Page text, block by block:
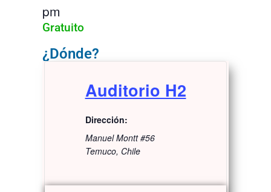
pm
Gratuito
¿Dónde?
Auditorio H2
Dirección:
Manuel Montt #56
Temuco, Chile